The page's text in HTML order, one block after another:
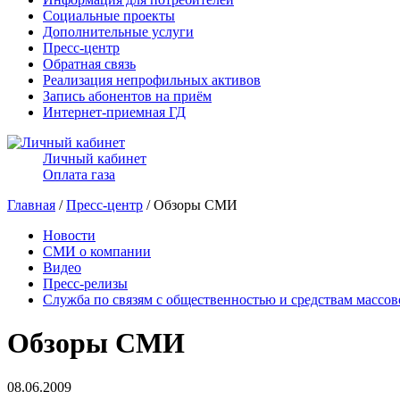
Социальные проекты
Дополнительные услуги
Пресс-центр
Обратная связь
Реализация непрофильных активов
Запись абонентов на приём
Интернет-приемная ГД
Личный кабинет
Оплата газа
Главная /Пресс-центр / Обзоры СМИ
Новости
СМИ о компании
Видео
Пресс-релизы
Служба по связям с общественностью и средствам
Обзоры СМИ
08.06.2009